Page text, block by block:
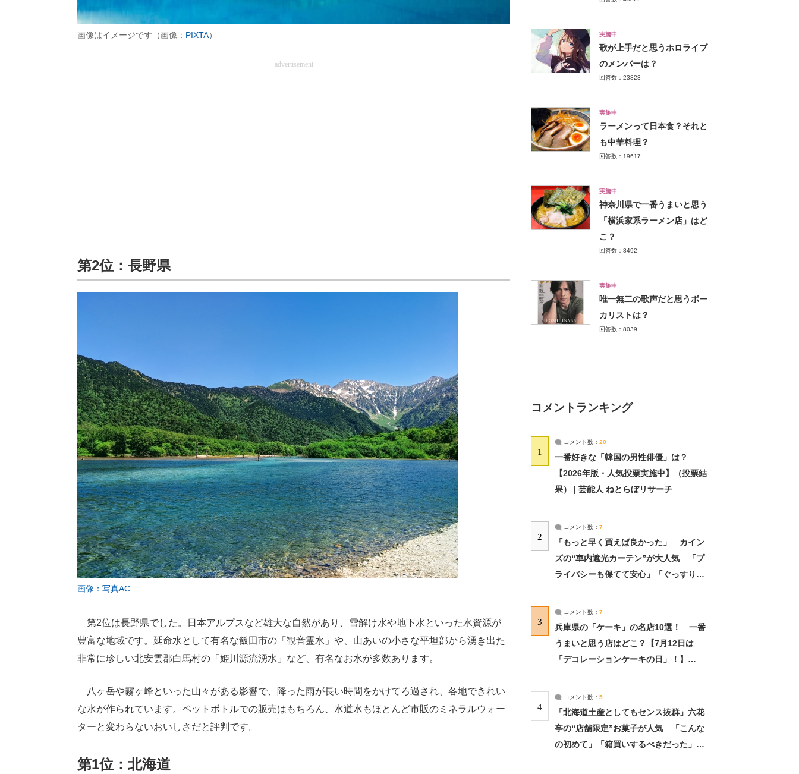
画像はイメージです（画像： PIXTA）
advertisement
第2位：長野県
画像：写真AC
第2位は長野県でした。日本アルプスなど雄大な自然があり、雪解け水や地下水といった水資源が
豊富な地域です。延命水として有名な飯田市の「観音霊水」や、山あいの小さな平坦部から湧き出た
非常に珍しい北安雲郡白馬村の「姫川源流湧水」など、有名なお水が多数あります。
八ヶ岳や霧ヶ峰といった山々がある影響で、降った雨が長い時間をかけてろ過され、各地できれい
な水が作られています。ペットボトルでの販売はもちろん、水道水もほとんど市販のミネラルウォー
ターと変わらないおいしさだと評判です。
第1位：北海道
実施中
歌が上手だと思うホロライブ
のメンバーは？
回答数：23823
実施中
ラーメンって日本食？それと
も中華料理？
回答数：19617
実施中
神奈川県で一番うまいと思う
「横浜家系ラーメン店」はど
こ？
回答数：8492
実施中
唯一無二の歌声だと思うボー
カリストは？
回答数：8039
コメントランキング
1
コメント数： 20
一番好きな「韓国の男性俳優」は？
【2026年版・人気投票実施中】（投票結
果） | 芸能人 ねとらぼリサーチ
2
コメント数： 7
「もっと早く買えば良かった」 カイン
ズの“車内遮光カーテン”が大人気 「プ
ライバシーも保てて安心」「ぐっすり眠
3
コメント数： 7
兵庫県の「ケーキ」の名店10選！ 一番
うまいと思う店はどこ？【7月12日は
「デコレーションケーキの日」！】
4
コメント数： 5
「北海道土産としてもセンス抜群」六花
亭の“店舗限定”お菓子が人気 「こんな
の初めて」「箱買いするべきだった」